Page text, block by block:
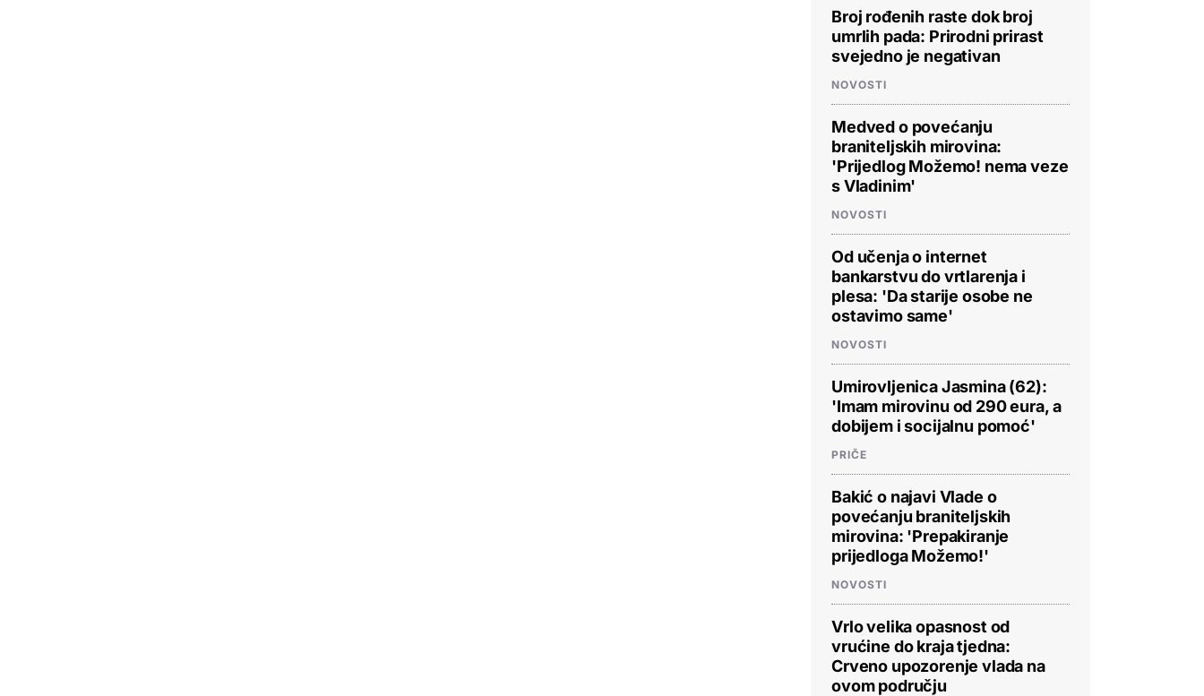
Broj rođenih raste dok broj
umrlih pada: Prirodni prirast
svejedno je negativan
NOVOSTI
Medved o povećanju
braniteljskih mirovina:
'Prijedlog Možemo! nema veze
s Vladinim'
NOVOSTI
Od učenja o internet
bankarstvu do vrtlarenja i
plesa: 'Da starije osobe ne
ostavimo same'
NOVOSTI
Umirovljenica Jasmina (62):
'Imam mirovinu od 290 eura, a
dobijem i socijalnu pomoć'
PRIČE
Bakić o najavi Vlade o
povećanju braniteljskih
mirovina: 'Prepakiranje
prijedloga Možemo!'
NOVOSTI
Vrlo velika opasnost od
vrućine do kraja tjedna:
Crveno upozorenje vlada na
ovom području